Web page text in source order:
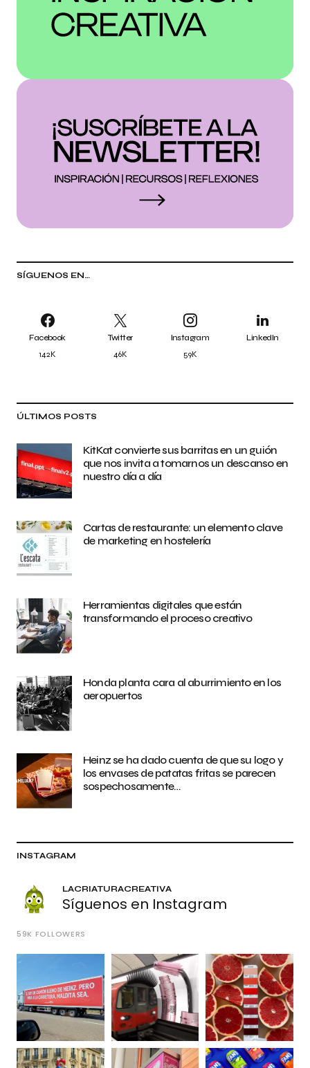
SÍGUENOS EN…
Facebook
142K
Twitter
46K
Instagram
59K
LinkedIn
ÚLTIMOS POSTS
KitKat convierte sus barritas en un guión
que nos invita a tomarnos un descanso en
nuestro día a día
Cartas de restaurante: un elemento clave
de marketing en hostelería
Herramientas digitales que están
transformando el proceso creativo
Honda planta cara al aburrimiento en los
aeropuertos
Heinz se ha dado cuenta de que su logo y
los envases de patatas fritas se parecen
sospechosamente…
INSTAGRAM
LACRIATURACREATIVA
Síguenos en Instagram
59K FOLLOWERS